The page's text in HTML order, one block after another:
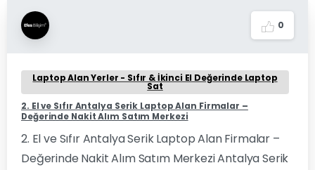
0
Laptop Alan Yerler - Sıfır & İkinci El Değerinde Laptop
Sat
2. El ve Sıfır Antalya Serik Laptop Alan Firmalar –
Değerinde Nakit Alım Satım Merkezi
2. El ve Sıfır Antalya Serik Laptop Alan Firmalar –
Değerinde Nakit Alım Satım Merkezi Antalya Serik